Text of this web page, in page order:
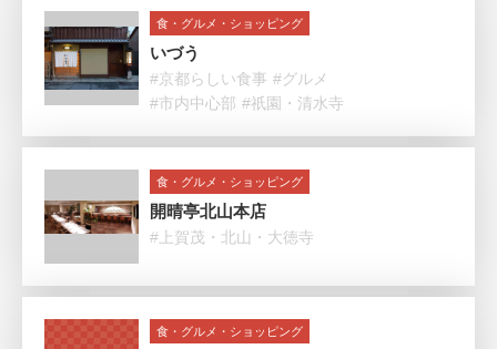
食・グルメ・ショッピング
いづう
#京都らしい食事 #グルメ
#市内中心部 #祇園・清水寺
食・グルメ・ショッピング
開晴亭北山本店
#上賀茂・北山・大徳寺
食・グルメ・ショッピング